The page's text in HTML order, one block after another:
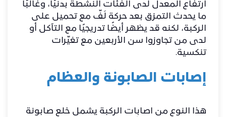
ارتفاع المعدل لدى الفئات النشطة بدنيًا، وغالبًا
ما يحدث التمزق بعد حركة لَفّ مع تحميل على
الركبة، لكنه قد يظهر أيضًا تدريجيًا مع التآكل أو
لدى من تجاوزوا سن الأربعين مع تغيّرات
تنكسية.
إصابات الصابونة والعظام
هذا النوع من اصابات الركبة يشمل خلع صابونة